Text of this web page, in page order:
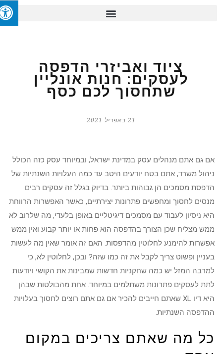
ציוד ואביזרי הדפסה
לעסקים: חנות אונליין
שתחסוך לכם כסף
אם גם אתם מנהלים עסק במדינת ישראל, ובמיוחד עסק כזה הכולל
ניהול משרד, אתם בטח יודעים היטב עד כמה העלויות השנתיות של
הדפסת מסמכים הן גבוהות ביותר. בדיוק בגלל זה עסקים רבים
מנסים לחסוך ומחפשים פתרונות יצירתיים, כאשר האפשרות הרווחת
היא ניסיון לעבוד עם מסמכים דיגיטליים באופן בלעדי, מה שלרוב לא
ממש מצליח שכן הצורך בהדפסה הוא פחות או יותר קבוע ואין ממש
אפשרות להימנע לחלוטין מהדפסות. האם זה אומר שאין מה לעשות
בעניין ופשוט צריך לקבל את זה כמו שזה? ובכן, לחלוטין לא, כי
למרבה המזל יש כמה שחקניות חדשות שמבינות את הקושי ויודעות
לתת לעסקים פתרונות משתלמים במיוחד. אחת מהבולטות שבהן
היא דיו XL שאתם חייבים להכיר אם גם אתם רוצים לחסוך בעלויות
ההדפסה השנתיות.
כל מה שאתם צריכים במקום